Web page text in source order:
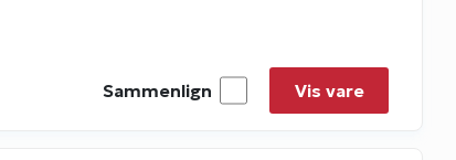
Sammenlign Vis vare